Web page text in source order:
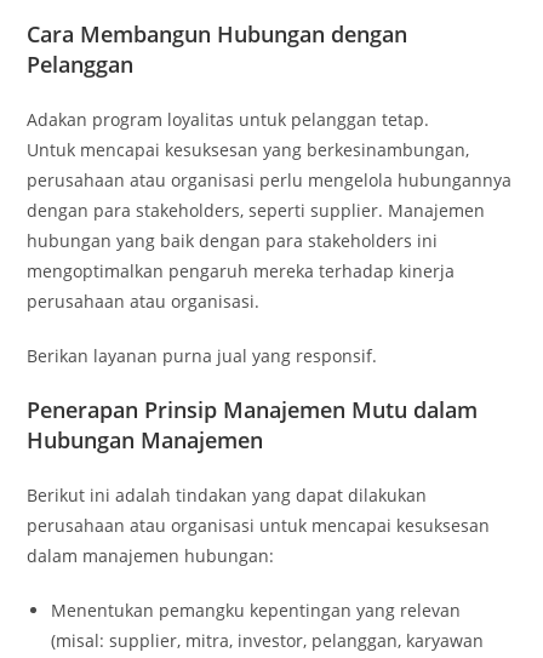
Cara Membangun Hubungan dengan
Pelanggan
Adakan program loyalitas untuk pelanggan tetap.
Untuk mencapai kesuksesan yang berkesinambungan,
perusahaan atau organisasi perlu mengelola hubungannya
dengan para stakeholders, seperti supplier. Manajemen
hubungan yang baik dengan para stakeholders ini
mengoptimalkan pengaruh mereka terhadap kinerja
perusahaan atau organisasi.
Berikan layanan purna jual yang responsif.
Penerapan Prinsip Manajemen Mutu dalam
Hubungan Manajemen
Berikut ini adalah tindakan yang dapat dilakukan
perusahaan atau organisasi untuk mencapai kesuksesan
dalam manajemen hubungan:
Menentukan pemangku kepentingan yang relevan
(misal: supplier, mitra, investor, pelanggan, karyawan